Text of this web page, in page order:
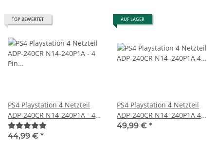
TOP BEWERTET
PS4 Playstation 4 Netzteil
ADP-240CR N14-240P1A - 4
Pin Version - Power Supply
gebraucht
44,99 € *
AUF LAGER
PS4 Playstation 4 Netzteil
ADP-240CR N14–240P1A 4
Pin Version
49,99 € *